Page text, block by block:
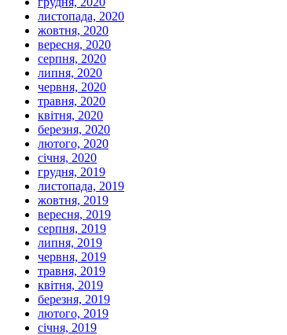
листопада, 2020
жовтня, 2020
вересня, 2020
серпня, 2020
липня, 2020
червня, 2020
травня, 2020
квітня, 2020
березня, 2020
лютого, 2020
січня, 2020
грудня, 2019
листопада, 2019
жовтня, 2019
вересня, 2019
серпня, 2019
липня, 2019
червня, 2019
травня, 2019
квітня, 2019
березня, 2019
лютого, 2019
січня, 2019